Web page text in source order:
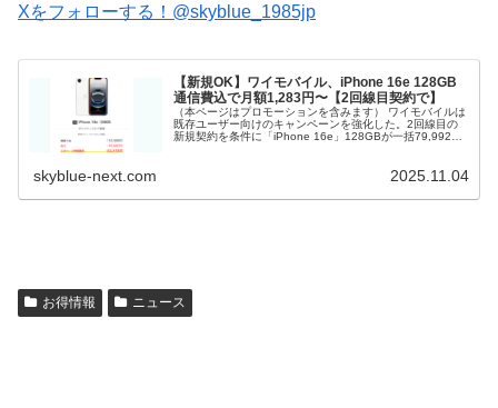
Xをフォローする！@skyblue_1985jp
【新規OK】ワイモバイル、iPhone 16e 128GB
通信費込で月額1,283円〜【2回線目契約で】
（本ページはプロモーションを含みます） ワイモバイルは
既存ユーザー向けのキャンペーンを強化した。2回線目の
新規契約を条件に「iPhone 16e」128GBが一括79,992
skyblue-next.com 2025.11.04
お得情報 ニュース